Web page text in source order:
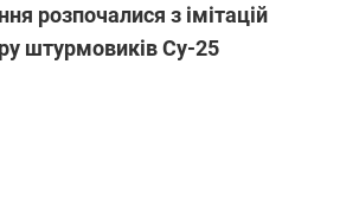
розпочалися з імітацій
штурмовиків Су-25